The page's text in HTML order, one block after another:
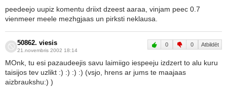
peedeejo uupiz komentu driixt dzeest aaraa, vinjam peec 0.7
vienmeer meele mezhgjaas un pirksti neklausa.
50862. viesis
21.novembris 2002 18:14
0 0 Atbildēt
MOnk, tu esi pazaudeejis savu laimiigo iespeeju izdzert to alu kuru
taisijos tev uzlikt :) :) :) :) (vsjo, hrens ar jums te maajaas
aizbraukshu:) )